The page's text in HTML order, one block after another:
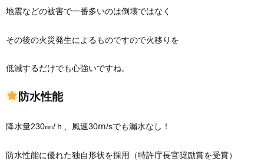
地震などの被害で一番多いのは倒壊ではなく
その後の火災発生によるものですので火移りを
低減するだけでも心強いですね。
防水性能
降水量230㎜/ｈ、風速30ⅿ/sでも漏水なし！
防水性能に優れた独自形状を採用（特許庁長官奨励賞を受賞）